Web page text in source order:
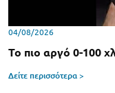
04/08/2026
Το πιο αργό 0-100
Δείτε περισσότερα >